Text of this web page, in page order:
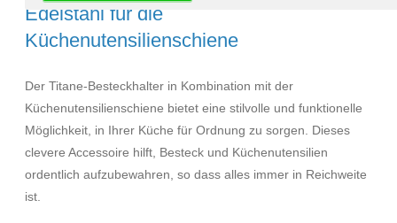
Edelstahl für die
Küchenutensilienschiene
Der Titane-Besteckhalter in Kombination mit der
Küchenutensilienschiene bietet eine stilvolle und funktionelle
Möglichkeit, in Ihrer Küche für Ordnung zu sorgen. Dieses
clevere Accessoire hilft, Besteck und Küchenutensilien
ordentlich aufzubewahren, so dass alles immer in Reichweite
ist.